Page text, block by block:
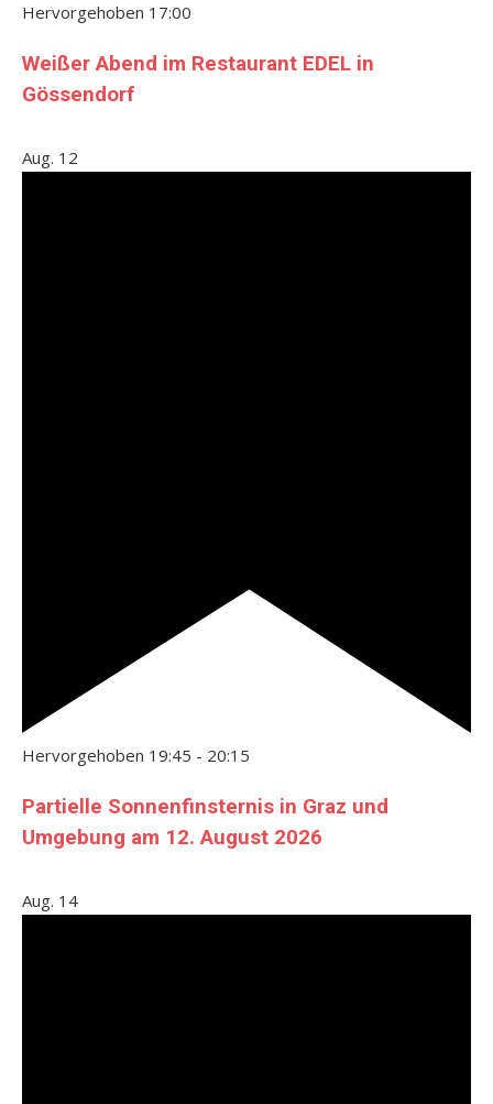
Hervorgehoben 17:00
Weißer Abend im Restaurant EDEL in
Gössendorf
Aug. 12
Hervorgehoben 19:45 - 20:15
Partielle Sonnenfinsternis in Graz und
Umgebung am 12. August 2026
Aug. 14